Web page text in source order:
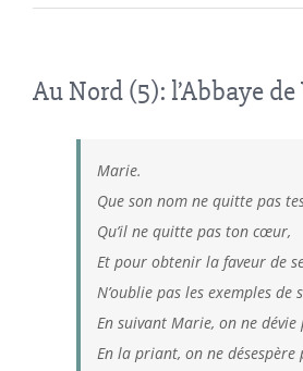
Au Nord (5): l’Abbaye
Marie.
Que son nom ne quitte pas
Qu’il ne quitte pas ton cœur,
Et pour obtenir la faveur de
N’oublie pas les exemples de
En suivant Marie, on ne dévie
En la priant, on ne désespère